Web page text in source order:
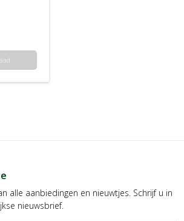
alle aanbiedingen en nieuwtjes. Schrijf u in
nieuwsbrief.